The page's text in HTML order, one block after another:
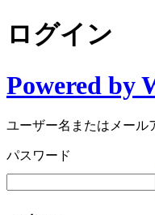
ログイン
Powered by
ユーザー名またはメール
パスワード